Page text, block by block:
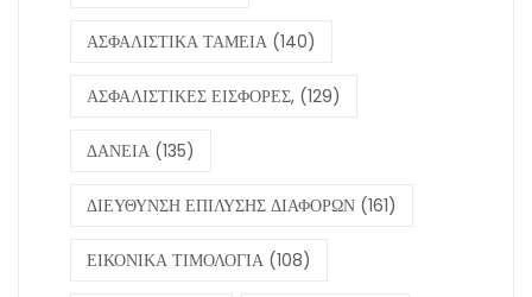
ΑΣΦΑΛΙΣΤΙΚΑ ΤΑΜΕΙΑ (140)
ΑΣΦΑΛΙΣΤΙΚΕΣ ΕΙΣΦΟΡΕΣ, (129)
ΔΑΝΕΙΑ (135)
ΔΙΕΥΘΥΝΣΗ ΕΠΙΛΥΣΗΣ ΔΙΑΦΟΡΩΝ (161)
ΕΙΚΟΝΙΚΑ ΤΙΜΟΛΟΓΙΑ (108)